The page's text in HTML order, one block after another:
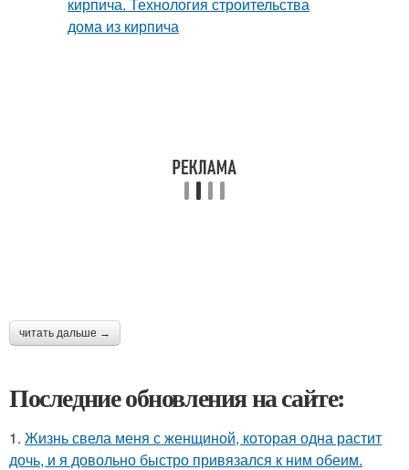
читать дальше →
Последние обновления на сайте:
1. Жизнь свела меня с женщиной, которая одна растит
дочь, и я довольно быстро привязался к ним обеим.